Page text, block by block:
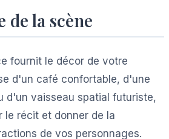
de la scène
fournit le décor de votre
d'un café confortable, d'une
d'un vaisseau spatial futuriste,
le récit et donner de la
de vos personnages.